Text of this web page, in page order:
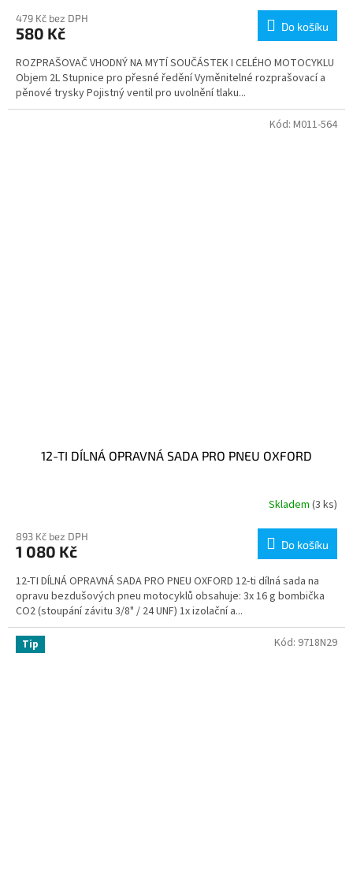
479 Kč bez DPH
580 Kč Do košíku
ROZPRAŠOVAČ VHODNÝ NA MYTÍ SOUČÁSTEK I CELÉHO MOTOCYKLU
Objem 2L Stupnice pro přesné ředění Vyměnitelné rozprašovací a
pěnové trysky Pojistný ventil pro uvolnění tlaku...
12-TI DÍLNÁ OPRAVNÁ SADA PRO PNEU OXFORD
Skladem (3 ks)
893 Kč bez DPH
1 080 Kč Do košíku
12-TI DÍLNÁ OPRAVNÁ SADA PRO PNEU OXFORD 12-ti dílná sada na
opravu bezdušových pneu motocyklů obsahuje: 3x 16 g bombička
CO2 (stoupání závitu 3/8" / 24 UNF) 1x izolační a...
Kód: M011-564
Tip Kód: 9718N29